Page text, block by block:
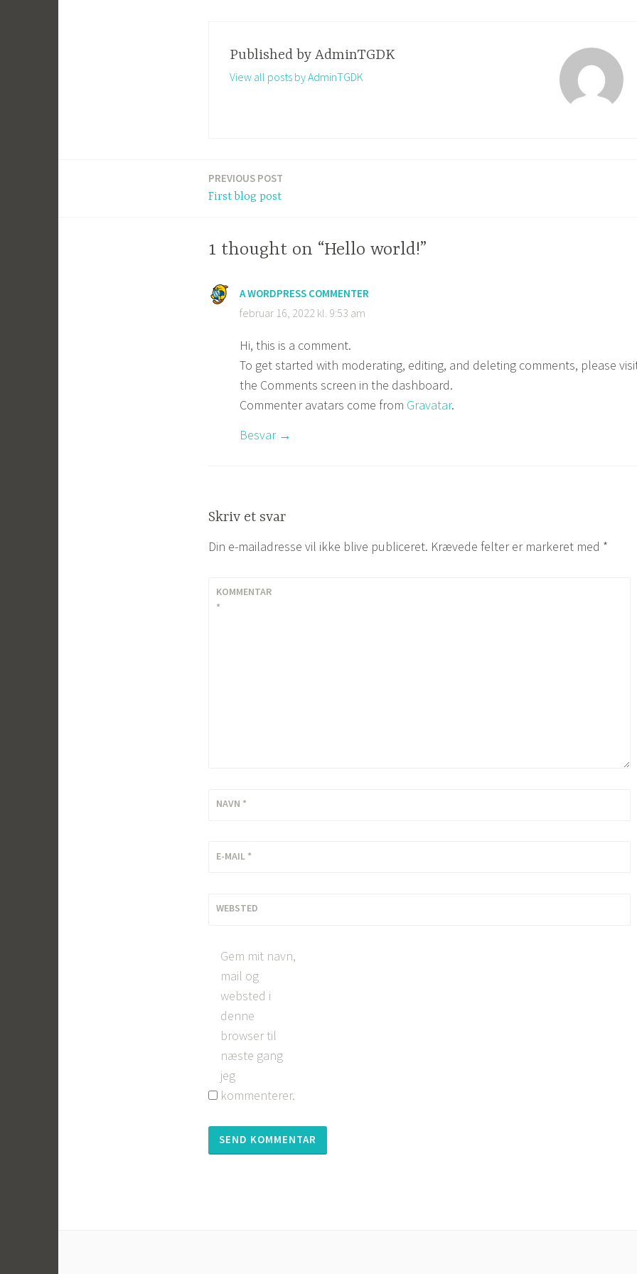
Published by AdminTGDK
View all posts by AdminTGDK
PREVIOUS POST
First blog post
1 thought on “Hello world!”
A WORDPRESS COMMENTER
februar 16, 2022 kl. 9:53 am
Hi, this is a comment.
To get started with moderating, editing, and deleting comments, please
the Comments screen in the dashboard.
Commenter avatars come from Gravatar.
Besvar
Skriv et svar
Din e-mailadresse vil ikke blive publiceret. Krævede felter er markeret med *
KOMMENTAR
*
NAVN *
E-MAIL *
WEBSTED
Gem mit navn,
mail og
websted i
denne
browser til
næste gang
jeg
kommenterer.